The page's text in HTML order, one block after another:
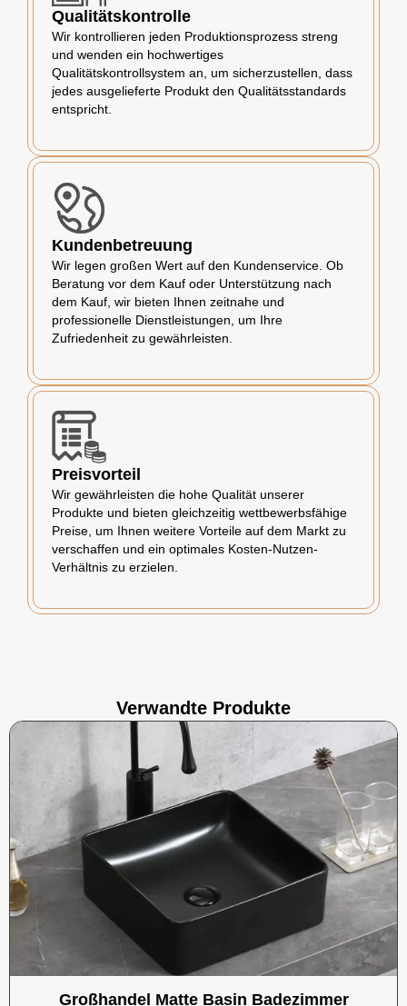
Qualitätskontrolle
Wir kontrollieren jeden Produktionsprozess streng
und wenden ein hochwertiges
Qualitätskontrollsystem an, um sicherzustellen, dass
jedes ausgelieferte Produkt den Qualitätsstandards
entspricht.
Kundenbetreuung
Wir legen großen Wert auf den Kundenservice. Ob
Beratung vor dem Kauf oder Unterstützung nach
dem Kauf, wir bieten Ihnen zeitnahe und
professionelle Dienstleistungen, um Ihre
Zufriedenheit zu gewährleisten.
Preisvorteil
Wir gewährleisten die hohe Qualität unserer
Produkte und bieten gleichzeitig wettbewerbsfähige
Preise, um Ihnen weitere Vorteile auf dem Markt zu
verschaffen und ein optimales Kosten-Nutzen-
Verhältnis zu erzielen.
Verwandte Produkte
Großhandel Matte Basin Badezimmer